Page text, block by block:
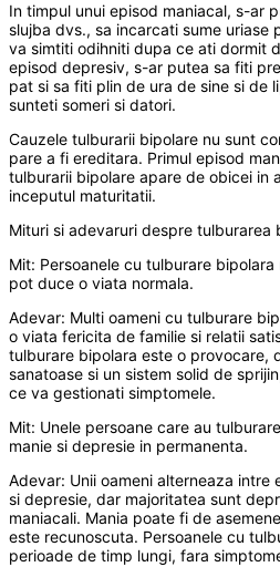
In timpul unui episod maniacal, s-ar
slujba dvs., sa incarcati sume uriase
va simtiti odihniti dupa ce ati dormit
episod depresiv, s-ar putea sa fiti
pat si sa fiti plin de ura de sine si de
sunteti someri si datori.
Cauzele tulburarii bipolare nu sunt
pare a fi ereditara. Primul episod
tulburarii bipolare apare de obicei in
inceputul maturitatii.
Mituri si adevaruri despre tulburarea
Mit: Persoanele cu tulburare
pot duce o viata normala.
Adevar: Multi oameni cu tulburare
o viata fericita de familie si relatii
tulburare bipolara este o provocare,
sanatoase si un sistem solid de
ce va gestionati simptomele.
Mit: Unele persoane care au
manie si depresie in permanenta.
Adevar: Unii oameni alterneaza intre
si depresie, dar majoritatea sunt
maniacali. Mania poate fi de
este recunoscuta. Persoanele cu
perioade de timp lungi, fara